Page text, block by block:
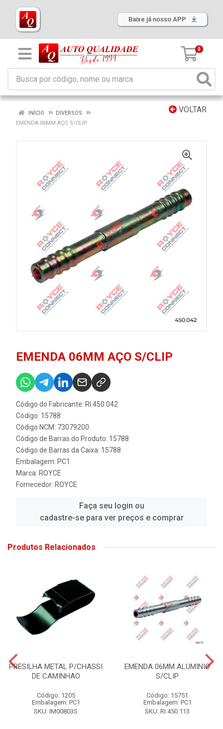
Baixe já nosso APP
0
VOLTAR
INÍCIO
DIVERSOS
EMENDA 06MM AÇO S/CLIP
EMENDA 06MM AÇO S/CLIP
Código do Fabricante: RI.450.042
Código: 15788
Código NCM: 73079200
Código de Barras do Produto: 15788
Código de Barras da Caixa: 15788
Embalagem: PC1
Marca: ROYCE
Fornecedor: ROYCE
Faça seu login ou
cadastre-se para ver preços e comprar
Produtos Relacionados
PRESILHA METAL P/CHASSI
DE CAMINHAO
Código: 1205
Embalagem: PC1
SKU: IM00803S
EMENDA 06MM ALUMINIO
S/CLIP
Código: 15751
Embalagem: PC1
SKU: RI.450.113